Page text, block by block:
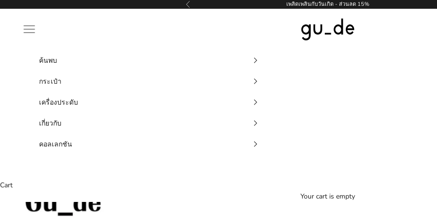
Previous เพลิดเพลินกับวันเกิด - ส่วนลด 15%
gu_de
Navigation menu
ค้นพบ
กระเป๋า
เครื่องประดับ
เกี่ยวกับ
คอลเลกชัน
Cart
Your cart is empty